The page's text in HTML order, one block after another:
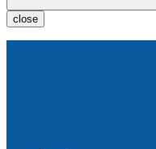
close